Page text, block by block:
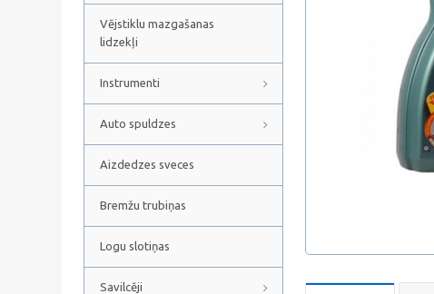
Vējstiklu mazgašanas
lidzekļi
Instrumenti
Auto spuldzes
Aizdedzes sveces
Bremžu trubiņas
Logu slotiņas
Savilcēji